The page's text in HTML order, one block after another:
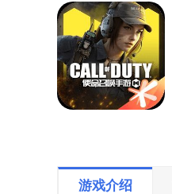
游戏介绍